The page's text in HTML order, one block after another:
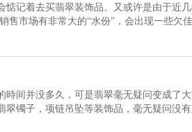
记着去买翡翠装饰品。又或许是由于近
售市场有非常大的“水份”，会出现一些欠
间并没多久，可是翡翠毫无疑问变成了
镯子，项链吊坠等装饰品，毫无疑问没